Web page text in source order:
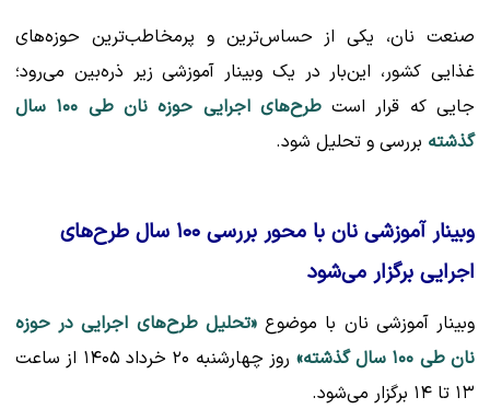
صنعت نان، یکی از حساس‌ترین و پرمخاطب‌ترین حوزه‌های
غذایی کشور، این‌بار در یک وبینار آموزشی زیر ذره‌بین می‌رود؛
جایی که قرار است
طرح‌های اجرایی حوزه نان طی ۱۰۰ سال
گذشته بررسی و تحلیل شود.
وبینار آموزشی نان با محور بررسی ۱۰۰ سال طرح‌های
اجرایی برگزار می‌شود
وبینار آموزشی نان با موضوع«تحلیل طرح‌های اجرایی در حوزه
نان طی ۱۰۰ سال گذشته»
روز چهارشنبه ۲۰ خرداد ۱۴۰۵ از ساعت
۱۳ تا ۱۴ برگزار می‌شود.